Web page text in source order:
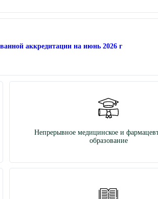
аккредитации на июнь 2026 г
Непрерывное медицинское и
образование